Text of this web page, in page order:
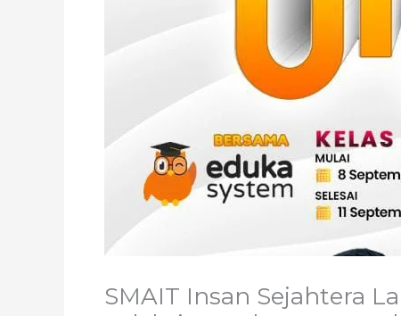
SMAIT Insan Sejahtera